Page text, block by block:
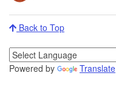
Back to Top
Powered by Translate